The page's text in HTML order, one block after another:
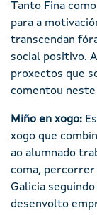
Tanto Fina
para a
transcendan
social positivo.
proxectos que
comentou
Miño en xogo:
xogo que
ao alumnado
coma,
Galicia
desenvolto